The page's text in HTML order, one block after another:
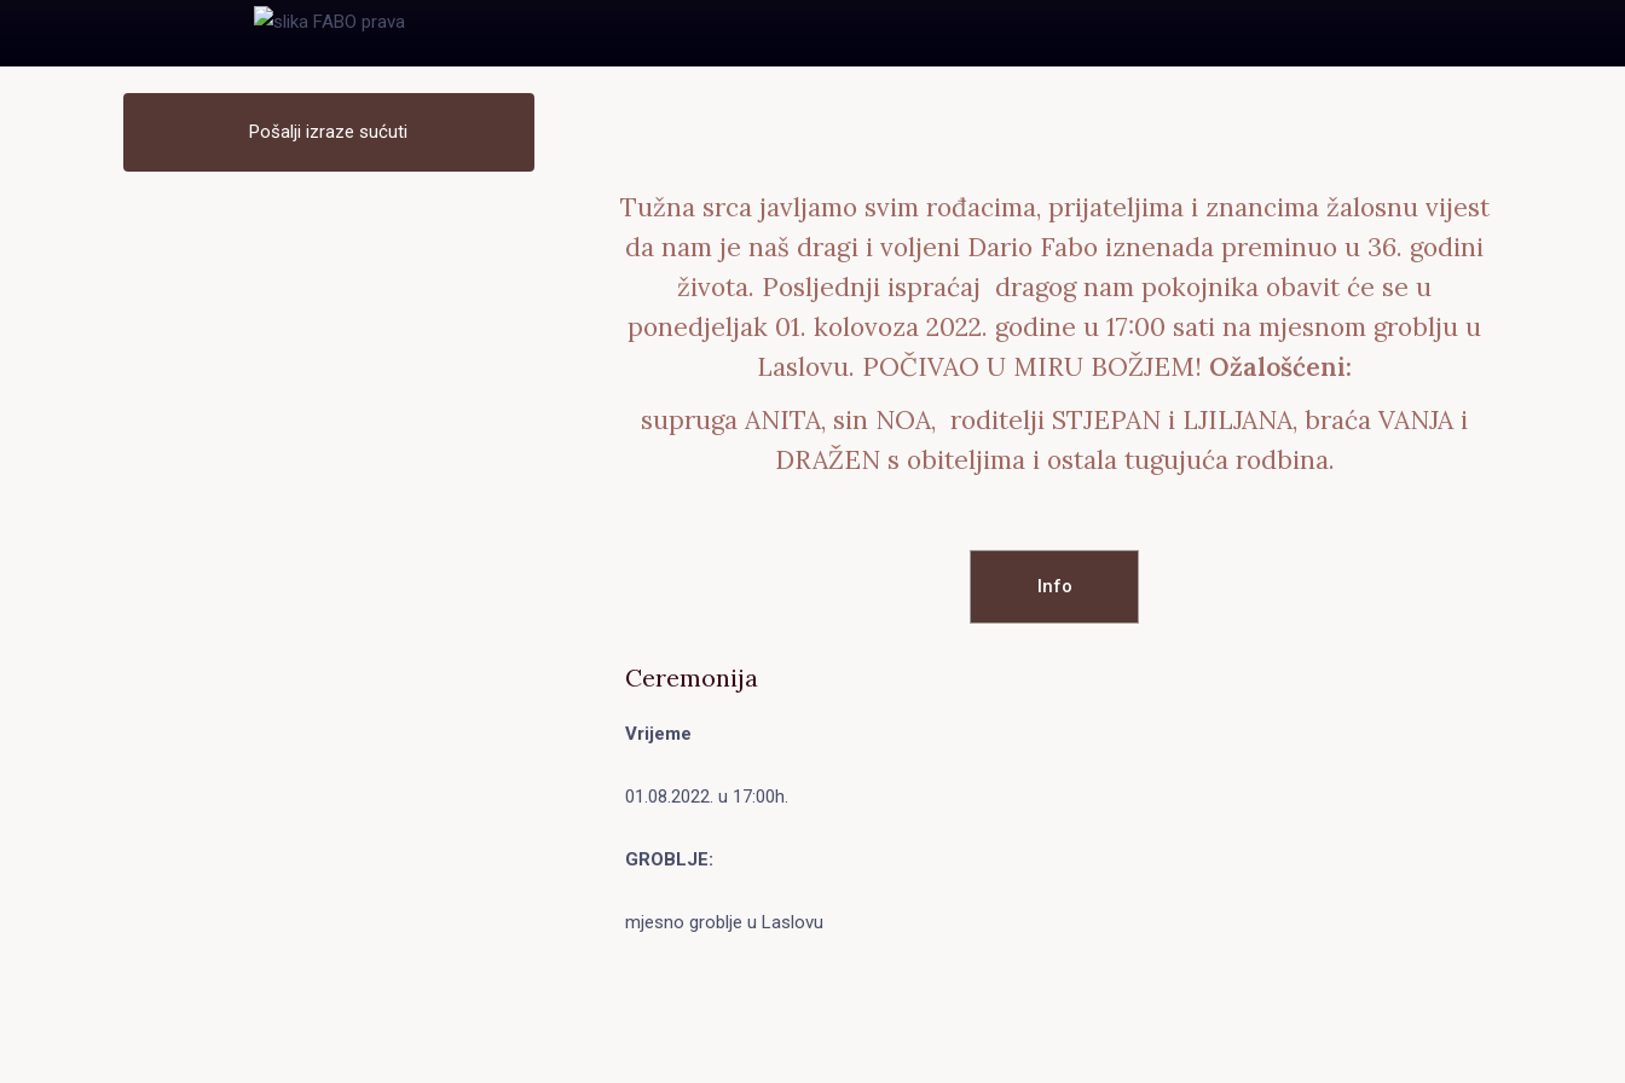
Pošalji izraze sućuti
Tužna srca javljamo svim rođacima, prijateljima i znancima žalosnu vijest
da nam je naš dragi i voljeni Dario Fabo iznenada preminuo u 36. godini
života. Posljednji ispraćaj dragog nam pokojnika obavit će se u
ponedjeljak 01. kolovoza 2022. godine u 17:00 sati na mjesnom groblju u
Laslovu. POČIVAO U MIRU BOŽJEM! Ožalošćeni:
supruga ANITA, sin NOA, roditelji STJEPAN i LJILJANA, braća VANJA i
DRAŽEN s obiteljima i ostala tugujuća rodbina.
Info
Ceremonija
Vrijeme
01.08.2022. u 17:00h.
GROBLJE:
mjesno groblje u Laslovu